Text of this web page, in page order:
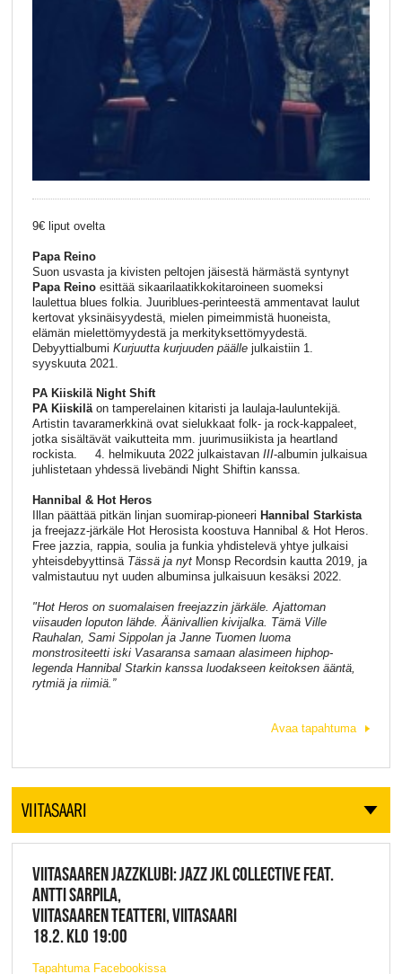
9€ liput ovelta
Papa Reino
Suon usvasta ja kivisten peltojen jäisestä härmästä syntynyt
Papa Reinoesittää sikaarilaatikkokitaroineen suomeksi
laulettua blues folkia. Juuriblues-perinteestä ammentavat laulut
kertovat yksinäisyydestä, mielen pimeimmistä huoneista,
elämän mielettömyydestä ja merkityksettömyydestä.
Debyyttialbumi Kurjuutta kurjuuden päällejulkaistiin 1.
syyskuuta 2021.
PA Kiiskilä Night Shift
PA Kiiskiläon tamperelainen kitaristi ja laulaja-lauluntekijä.
Artistin tavaramerkkinä ovat sielukkaat folk- ja rock-kappaleet,
jotka sisältävät vaikutteita mm. juurimusiikista ja heartland
rockista. 4. helmikuuta 2022 julkaistavanIII-albumin julkaisua
juhlistetaan yhdessä livebändi Night Shiftin kanssa.
Hannibal & Hot Heros
Illan päättää pitkän linjan suomirap-pioneeri Hannibal Starkista
ja freejazz-järkäle Hot Herosista koostuva Hannibal & Hot Heros.
Free jazzia, rappia, soulia ja funkia yhdistelevä yhtye julkaisi
yhteisdebyyttinsä Tässä ja nytMonsp Recordsin kautta 2019, ja
valmistautuu nyt uuden albuminsa julkaisuun kesäksi 2022.
"Hot Heros on suomalaisen freejazzin järkäle. Ajattoman
viisauden loputon lähde. Äänivallien kivijalka. Tämä Ville
Rauhalan, Sami Sippolan ja Janne Tuomen luoma
monstrositeetti iski Vasaransa samaan alasimeen hiphop-
legenda Hannibal Starkin kanssa luodakseen keitoksen ääntä,
rytmiä ja riimiä.”
Avaa tapahtuma
VIITASAARI
VIITASAAREN JAZZKLUBI: JAZZ JKL COLLECTIVE FEAT.
ANTTI SARPILA,
VIITASAAREN TEATTERI, VIITASAARI
18.2. KLO 19:00
Tapahtuma Facebookissa